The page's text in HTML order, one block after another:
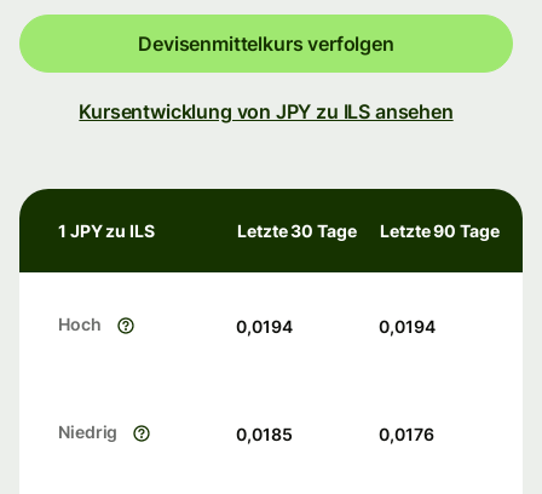
Devisenmittelkurs verfolgen
Kursentwicklung von JPY zu ILS ansehen
1 JPY zu ILS Letzte 30 Tage Letzte 90 Tage
Hoch 0,0194 0,0194
Niedrig 0,0185 0,0176